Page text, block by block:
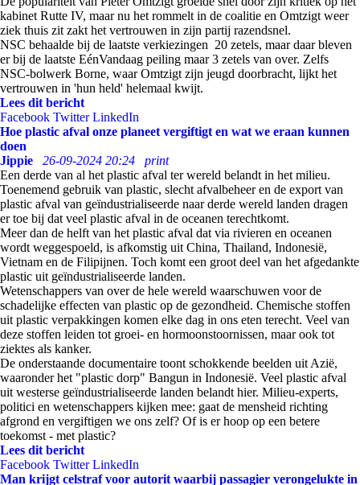
kabinet Rutte IV, maar nu het rommelt in de coalitie en Omtzigt weer
ziek thuis zit zakt het vertrouwen in zijn partij razendsnel.
NSC behaalde bij de laatste verkiezingen 20 zetels, maar daar bleven
er bij de laatste EénVandaag peiling maar 3 zetels van over. Zelfs
NSC-bolwerk Borne, waar Omtzigt zijn jeugd doorbracht, lijkt het
vertrouwen in 'hun held' helemaal kwijt.
Lees dit bericht
Facebook Twitter LinkedIn
Hoe plastic afval onze planeet vergiftigt en wat we eraan kunnen
doen
Jippie
26-09-2024 20:24
print
Een derde van al het plastic afval ter wereld belandt in het milieu.
Toenemend gebruik van plastic, slecht afvalbeheer en de export van
plastic afval van geïndustrialiseerde naar derde wereld landen dragen
er toe bij dat veel plastic afval in de oceanen terechtkomt.
Meer dan de helft van het plastic afval dat via rivieren en oceanen
wordt weggespoeld, is afkomstig uit China, Thailand, Indonesië,
Vietnam en de Filipijnen. Toch komt een groot deel van het afgedankte
plastic uit geïndustrialiseerde landen.
Wetenschappers van over de hele wereld waarschuwen voor de
schadelijke effecten van plastic op de gezondheid. Chemische stoffen
uit plastic verpakkingen komen elke dag in ons eten terecht. Veel van
deze stoffen leiden tot groei- en hormoonstoornissen, maar ook tot
ziektes als kanker.
De onderstaande documentaire toont schokkende beelden uit Azië,
waaronder het "plastic dorp" Bangun in Indonesië. Veel plastic afval
uit westerse geïndustrialiseerde landen belandt hier. Milieu-experts,
politici en wetenschappers kijken mee: gaat de mensheid richting
afgrond en vergiftigen we ons zelf? Of is er hoop op een betere
toekomst - met plastic?
Lees dit bericht
Facebook Twitter LinkedIn
Man krijgt celstraf voor autorit waarbij passagier verongelukte in